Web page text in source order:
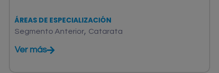
ÁREAS DE ESPECIALIZACIÓN
Segmento Anterior, Catarata
Ver más